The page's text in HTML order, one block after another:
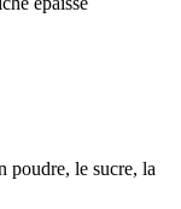
poudre, le sucre, la